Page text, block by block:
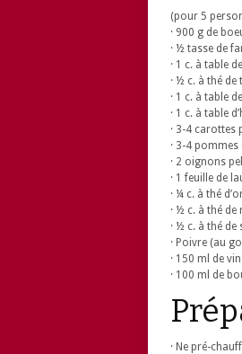
(pour 5
· 900 g de
· ½ tasse de
· 1 c. à table
· ½ c. à thé de
· 1 c. à table
· 1 c. à table
· 3-4 carottes
· 3-4
· 2 oignons
· 1 feuille de
· ¼ c. à thé
· ½ c. à thé
· ½ c. à thé de
· Poivre (au
· 150 ml de
· 100 ml de
· Ne pré-